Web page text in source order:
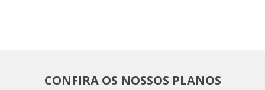
CONFIRA OS NOSSOS PLANOS